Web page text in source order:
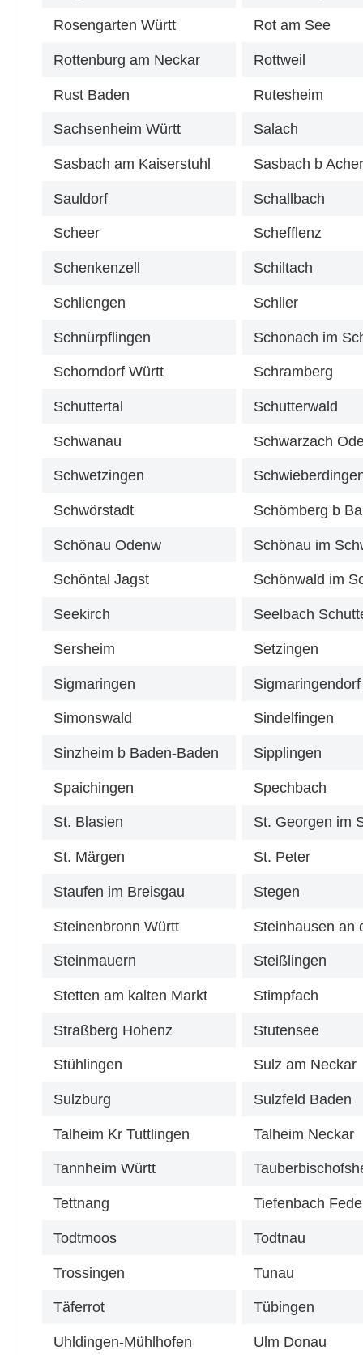
Rosengarten Württ Rot am See
Rottenburg am Neckar Rottweil
Rust Baden Rutesheim
Sachsenheim Württ Salach
Sasbach am Kaiserstuhl Sasbach b
Sauldorf Schallbach
Scheer Schefflenz
Schenkenzell Schiltach
Schliengen Schlier
Schnürpflingen
Schorndorf Württ Schramberg
Schuttertal Schutterwald
Schwanau Schwarzach
Schwetzingen
Schwörstadt Schömberg b
Schönau Odenw Schönau im
Schöntal Jagst
Seekirch Seelbach
Sersheim Setzingen
Sigmaringen Sigmaringendorf
Simonswald Sindelfingen
Sinzheim b Baden-Baden Sipplingen
Spaichingen Spechbach
St. Blasien
St. Märgen St. Peter
Staufen im Breisgau Stegen
Steinenbronn Württ
Steinmauern Steißlingen
Stetten am kalten Markt Stimpfach
Straßberg Hohenz Stutensee
Stühlingen Sulz am Neckar
Sulzburg Sulzfeld Baden
Talheim Kr Tuttlingen Talheim Neckar
Tannheim Württ
Tettnang Tiefenbach
Todtmoos Todtnau
Trossingen Tunau
Täferrot Tübingen
Uhldingen-Mühlhofen Ulm Donau